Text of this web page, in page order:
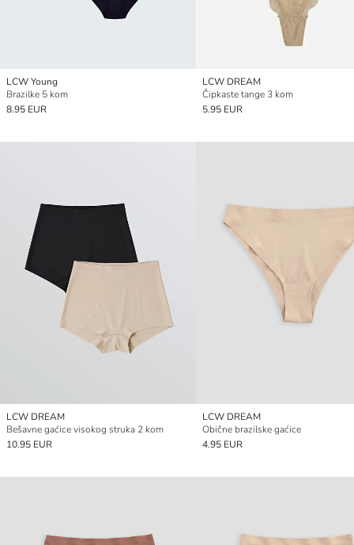
LCW Young
Brazilke 5 kom
8.95 EUR
LCW DREAM
Čipkaste tange 3 kom
5.95 EUR
LCW DREAM
Bešavne gaćice visokog struka 2 kom
10.95 EUR
LCW DREAM
Obične brazilske gaćice
4.95 EUR